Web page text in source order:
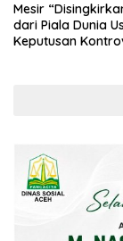
Mesir
dari Piala Dunia
Keputusan